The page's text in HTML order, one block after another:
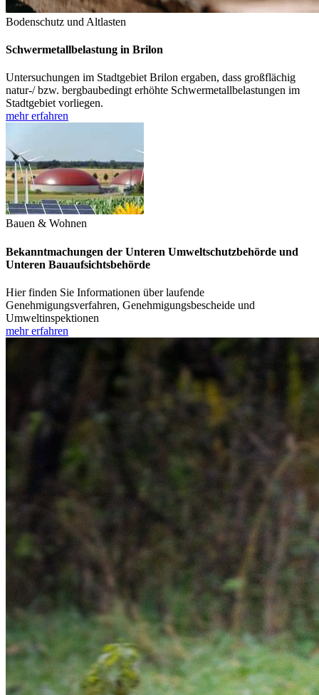
Bodenschutz und Altlasten
Schwermetallbelastung in Brilon
Untersuchungen im Stadtgebiet Brilon ergaben, dass großflächig
natur-/ bzw. bergbaubedingt erhöhte Schwermetallbelastungen im
Stadtgebiet vorliegen.
mehr erfahren
Bauen & Wohnen
Bekanntmachungen der Unteren Umweltschutzbehörde und
Unteren Bauaufsichtsbehörde
Hier finden Sie Informationen über laufende
Genehmigungsverfahren, Genehmigungsbescheide und
Umweltinspektionen
mehr erfahren